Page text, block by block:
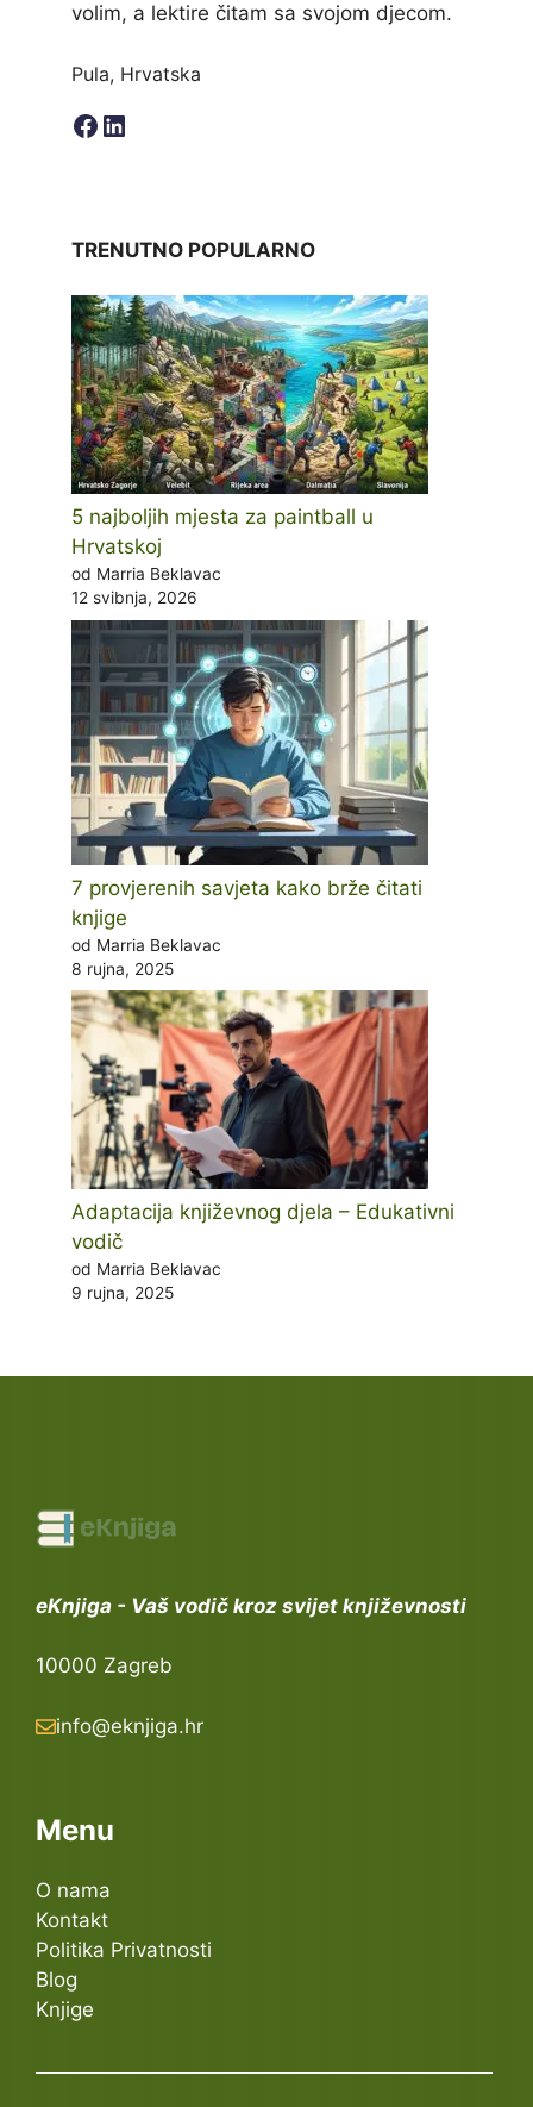
volim, a lektire čitam sa svojom djecom.
Pula, Hrvatska
Facebook
LinkedIn
TRENUTNO POPULARNO
5 najboljih mjesta za paintball u
Hrvatskoj
od Marria Beklavac
12 svibnja, 2026
7 provjerenih savjeta kako brže čitati
knjige
od Marria Beklavac
8 rujna, 2025
Adaptacija književnog djela – Edukativni
vodič
od Marria Beklavac
9 rujna, 2025
eKnjiga - Vaš vodič kroz svijet književnosti
10000 Zagreb
info@eknjiga.hr
Menu
O nama
Kontakt
Politika Privatnosti
Blog
Knjige